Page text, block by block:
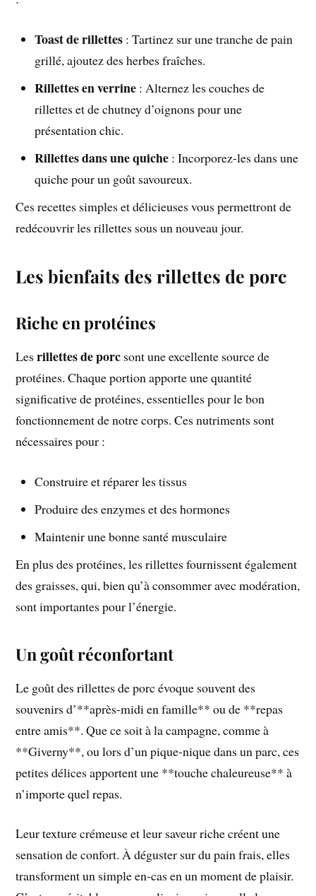
Toast de rillettes : Tartinez sur une tranche de pain
grillé, ajoutez des herbes fraîches.
Rillettes en verrine : Alternez les couches de
rillettes et de chutney d’oignons pour une
présentation chic.
Rillettes dans une quiche : Incorporez-les dans une
quiche pour un goût savoureux.
Ces recettes simples et délicieuses vous permettront de
redécouvrir les rillettes sous un nouveau jour.
Les bienfaits des rillettes de porc
Riche en protéines
Lesrillettes de porc sont une excellente source de
protéines. Chaque portion apporte une quantité
significative de protéines, essentielles pour le bon
fonctionnement de notre corps. Ces nutriments sont
nécessaires pour :
Construire et réparer les tissus
Produire des enzymes et des hormones
Maintenir une bonne santé musculaire
En plus des protéines, les rillettes fournissent également
des graisses, qui, bien qu’à consommer avec modération,
sont importantes pour l’énergie.
Un goût réconfortant
Le goût des rillettes de porc évoque souvent des
souvenirs d’**après-midi en famille** ou de **repas
entre amis**. Que ce soit à la campagne, comme à
**Giverny**, ou lors d’un pique-nique dans un parc, ces
petites délices apportent une **touche chaleureuse** à
n’importe quel repas.
Leur texture crémeuse et leur saveur riche créent une
sensation de confort. À déguster sur du pain frais, elles
transforment un simple en-cas en un moment de plaisir.